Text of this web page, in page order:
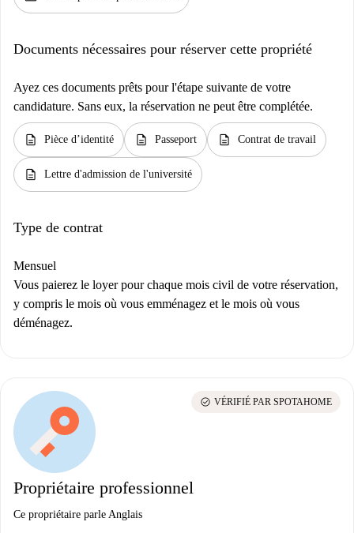
Documents nécessaires pour réserver cette propriété
Ayez ces documents prêts pour l'étape suivante de votre
candidature. Sans eux, la réservation ne peut être complétée.
description Pièce d’identité description Passeport description Contrat de travail
description Lettre d'admission de l'université
Type de contrat
Mensuel
Vous paierez le loyer pour chaque mois civil de votre réservation,
y compris le mois où vous emménagez et le mois où vous
déménagez.
Propriétaire professionnel
Ce propriétaire parle Anglais
check_circle VÉRIFIÉ PAR SPOTAHOME